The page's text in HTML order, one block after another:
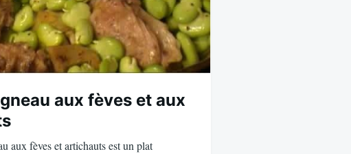
aux fèves et aux
aux fèves et artichauts est un plat